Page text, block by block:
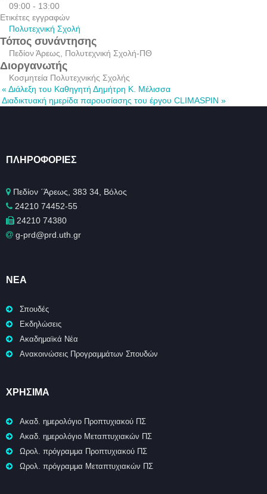
09:00 - 13:00
Ετικέτες εγγραφών
Πολυτεχνική Σχολή
Τόπος συνάντησης
Πεδίον Άρεως, Πολυτεχνική Σχολή-ΠΘ
Διοργανωτής
Κοσμητεία Πολυτεχνικής Σχολής
« Διάλεξη του Καθηγητή Δημήτρη Κ. Μέλισσα
Διαδικτυακή ημερίδα παρουσίασης του έργου CLIMASPIN »
ΠΛΗΡΟΦΟΡΊΕΣ
Πεδίον ΄Άρεως, 383 34, Βόλος
24210 74452-55
24210 74380
g-prd@prd.uth.gr
ΝΈΑ
Σπουδές
Εκδηλώσεις
Ακαδημαϊκά Νέα
Ανακοινώσεις Προγραμμάτων Σπουδών
ΧΡΉΣΙΜΑ
Ακαδ. ημερολόγιο Προπτυχιακού ΠΣ
Ακαδ. ημερολόγιο Μεταπτυχιακών ΠΣ
Ωρολ. πρόγραμμα Προπτυχιακού ΠΣ
Ωρολ. πρόγραμμα Μεταπτυχιακών ΠΣ